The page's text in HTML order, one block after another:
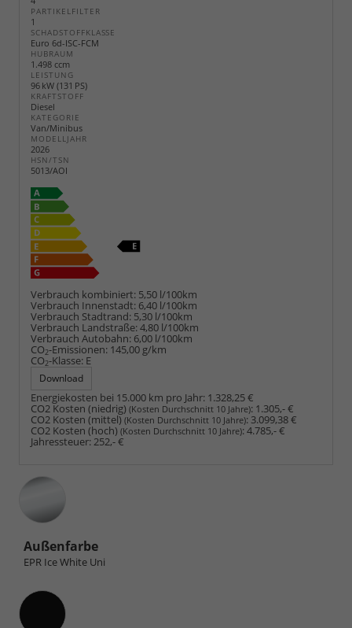
PARTIKELFILTER
1
SCHADSTOFFKLASSE
Euro 6d-ISC-FCM
HUBRAUM
1.498 ccm
LEISTUNG
96 kW (131 PS)
KRAFTSTOFF
Diesel
KATEGORIE
Van/Minibus
MODELLJAHR
2026
HSN/TSN
5013/AOI
Verbrauch kombiniert: 5,50 l/100km
Verbrauch Innenstadt: 6,40 l/100km
Verbrauch Stadtrand: 5,30 l/100km
Verbrauch Landstraße:4,80 l/100km
Verbrauch Autobahn: 6,00 l/100km
CO2-Emissionen: 145,00 g/km
CO2-Klasse: E
Download
Energiekosten bei 15.000 km pro Jahr: 1.328,25 €
CO2 Kosten (niedrig) (Kosten Durchschnitt 10 Jahre): 1.305,- €
CO2 Kosten (mittel) (Kosten Durchschnitt 10 Jahre): 3.099,38 €
CO2 Kosten (hoch) (Kosten Durchschnitt 10 Jahre):4.785,- €
Jahressteuer:252,- €
Außenfarbe
EPR Ice White Uni
Innenausstattung